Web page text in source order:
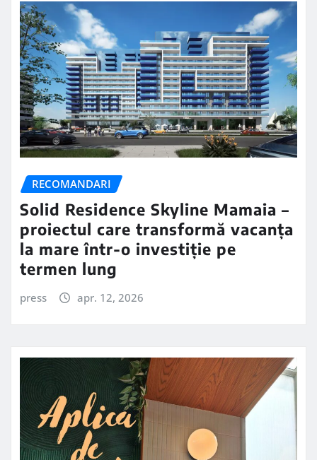
RECOMANDARI
Solid Residence Skyline Mamaia –
proiectul care transformă vacanța
la mare într-o investiție pe
termen lung
press apr. 12, 2026